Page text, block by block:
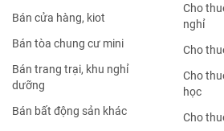
Bán cửa hàng, kiot
Bán tòa chung cư mini
Bán trang trại, khu nghỉ
dưỡng
Bán bất động sản khác
Cho
nghỉ
Cho
Cho
học
Cho